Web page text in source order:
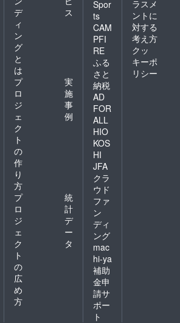
デ
ィ
ン
グ
と
は
ス
プ
ロ
ジ
ェ
ク
ト
の
作
り
方
実
施
事
例
プ
ロ
ジ
ェ
ク
ト
の
広
め
方
統
計
デ
ー
タ
Spor
ts
CAM
PFI
RE
ふる
さと
納税
AD
FOR
ALL
HIO
KOS
HI
JFA
クラ
ウド
ファ
ン
ディ
ング
mac
hi-ya
補助
金申
請サ
ポー
ト
ラスメ
ントに
対する
考え方
クッ
キーポ
リシー